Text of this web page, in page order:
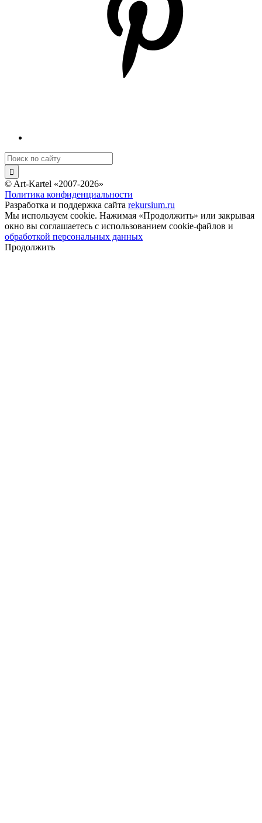
© Art-Kartel «2007-2026»
Политика конфиденциальности
Разработка и поддержка сайта rekursium.ru
Мы используем cookie. Нажимая «Продолжить» или закрывая
окно вы соглашаетесь с использованием cookie-файлов и
обработкой персональных данных
Продолжить